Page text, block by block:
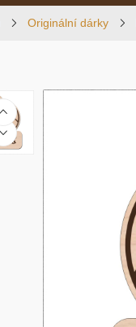
Originální dárky